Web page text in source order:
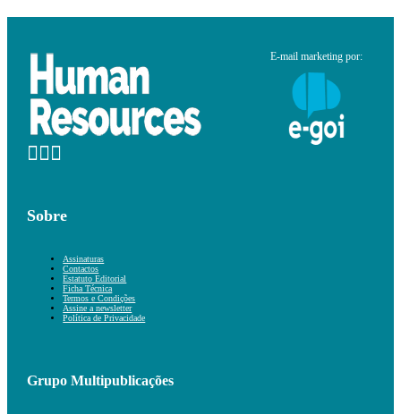
E-mail marketing por:
Sobre
Assinaturas
Contactos
Estatuto Editorial
Ficha Técnica
Termos e Condições
Assine a newsletter
Política de Privacidade
Grupo Multipublicações